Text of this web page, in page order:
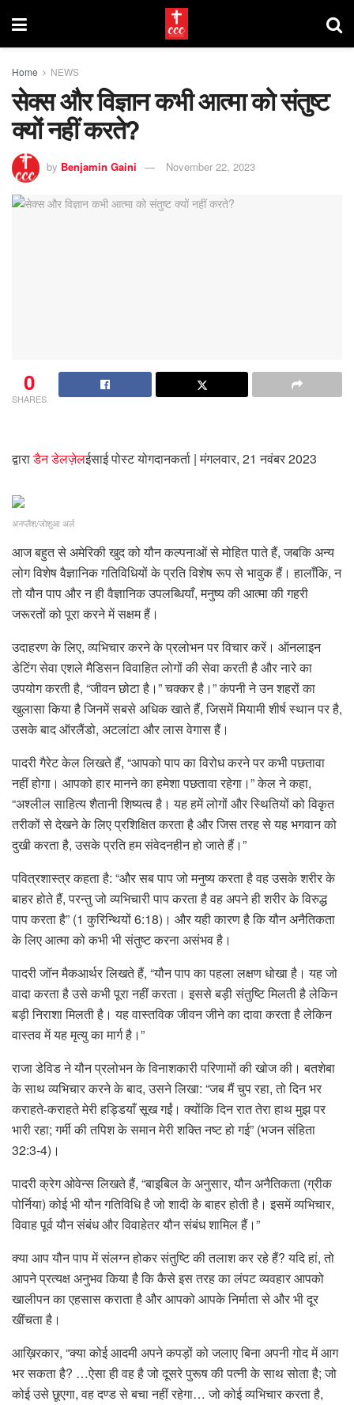
Home NEWS
सेक्स और विज्ञान कभी आत्मा को संतुष्ट
क्यों नहीं करते?
by Benjamin Gaini November 22, 2023
0
SHARES
द्वाराडैन डेलज़ेलईसाई पोस्ट योगदानकर्ता | मंगलवार, 21 नवंबर 2023
अनप्लैश/जोशुआ अर्ल
आज बहुत से अमेरिकी खुद को यौन कल्पनाओं से मोहित पाते हैं, जबकि अन्य
लोग विशेष वैज्ञानिक गतिविधियों के प्रति विशेष रूप से भावुक हैं। हालाँकि, न
तो यौन पाप और न ही वैज्ञानिक उपलब्धियाँ, मनुष्य की आत्मा की गहरी
जरूरतों को पूरा करने में सक्षम हैं।
उदाहरण के लिए, व्यभिचार करने के प्रलोभन पर विचार करें। ऑनलाइन
डेटिंग सेवा एशले मैडिसन विवाहित लोगों की सेवा करती है और नारे का
उपयोग करती है, “जीवन छोटा है।” चक्कर है।” कंपनी ने उन शहरों का
खुलासा किया है जिनमें सबसे अधिक खाते हैं, जिसमें मियामी शीर्ष स्थान पर है,
उसके बाद ऑरलैंडो, अटलांटा और लास वेगास हैं।
पादरी गैरेट केल लिखते हैं, “आपको पाप का विरोध करने पर कभी पछतावा
नहीं होगा। आपको हार मानने का हमेशा पछतावा रहेगा।” केल ने कहा,
“अश्लील साहित्य शैतानी शिष्यत्व है। यह हमें लोगों और स्थितियों को विकृत
तरीकों से देखने के लिए प्रशिक्षित करता है और जिस तरह से यह भगवान को
दुखी करता है, उसके प्रति हम संवेदनहीन हो जाते हैं।”
पवित्रशास्त्र कहता है: “और सब पाप जो मनुष्य करता है वह उसके शरीर के
बाहर होते हैं, परन्तु जो व्यभिचारी पाप करता है वह अपने ही शरीर के विरुद्ध
पाप करता है” (1 कुरिन्थियों 6:18)। और यही कारण है कि यौन अनैतिकता
के लिए आत्मा को कभी भी संतुष्ट करना असंभव है।
पादरी जॉन मैकआर्थर लिखते हैं, “यौन पाप का पहला लक्षण धोखा है। यह जो
वादा करता है उसे कभी पूरा नहीं करता। इससे बड़ी संतुष्टि मिलती है लेकिन
बड़ी निराशा मिलती है। यह वास्तविक जीवन जीने का दावा करता है लेकिन
वास्तव में यह मृत्यु का मार्ग है।”
राजा डेविड ने यौन प्रलोभन के विनाशकारी परिणामों की खोज की। बतशेबा
के साथ व्यभिचार करने के बाद, उसने लिखा: “जब मैं चुप रहा, तो दिन भर
कराहते-कराहते मेरी हड्डियाँ सूख गईं। क्योंकि दिन रात तेरा हाथ मुझ पर
भारी रहा; गर्मी की तपिश के समान मेरी शक्ति नष्ट हो गई” (भजन संहिता
32:3-4)।
पादरी क्रेग ओवेन्स लिखते हैं, “बाइबिल के अनुसार, यौन अनैतिकता (ग्रीक
पोर्निया) कोई भी यौन गतिविधि है जो शादी के बाहर होती है। इसमें व्यभिचार,
विवाह पूर्व यौन संबंध और विवाहेतर यौन संबंध शामिल हैं।”
क्या आप यौन पाप में संलग्न होकर संतुष्टि की तलाश कर रहे हैं? यदि हां, तो
आपने प्रत्यक्ष अनुभव किया है कि कैसे इस तरह का लंपट व्यवहार आपको
खालीपन का एहसास कराता है और आपको आपके निर्माता से और भी दूर
खींचता है।
आख़िरकार, “क्या कोई आदमी अपने कपड़ों को जलाए बिना अपनी गोद में आग
भर सकता है? …ऐसा ही वह है जो दूसरे पुरूष की पत्नी के साथ सोता है; जो
कोई उसे छूएगा, वह दण्ड से बचा नहीं रहेगा… जो कोई व्यभिचार करता है,